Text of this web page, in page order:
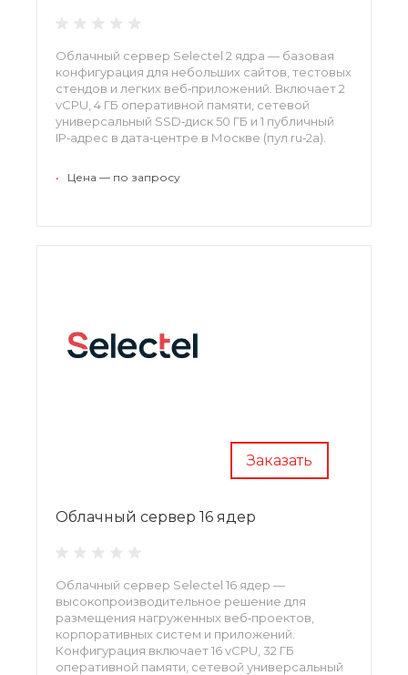
Облачный сервер Selectel 2 ядра — базовая
конфигурация для небольших сайтов, тестовых
стендов и легких веб‑приложений. Включает 2
vCPU, 4 ГБ оперативной памяти, сетевой
универсальный SSD‑диск 50 ГБ и 1 публичный
IP‑адрес в дата‑центре в Москве (пул ru‑2a).
• Цена — по запросу
Заказать
Облачный сервер 16 ядер
Облачный сервер Selectel 16 ядер —
высокопроизводительное решение для
размещения нагруженных веб‑проектов,
корпоративных систем и приложений.
Конфигурация включает 16 vCPU, 32 ГБ
оперативной памяти, сетевой универсальный